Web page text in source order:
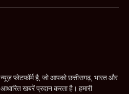
प्लेटफॉर्म है, जो आपको छत्तीसगढ़, भारत और
खबरें प्रदान करता है। हमारी